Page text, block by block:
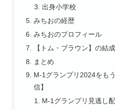
出身小学校
みちおの経歴
みちおのプロフィール
【トム・ブラウン】の結成
まとめ
M-1グランプリ2024をも
信】
M-1グランプリ見逃し